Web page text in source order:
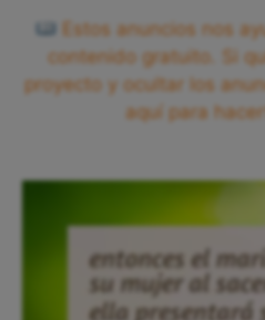
Estos anuncios nos
contenido gratuito. Si
proyecto y ocultar los
aquí para